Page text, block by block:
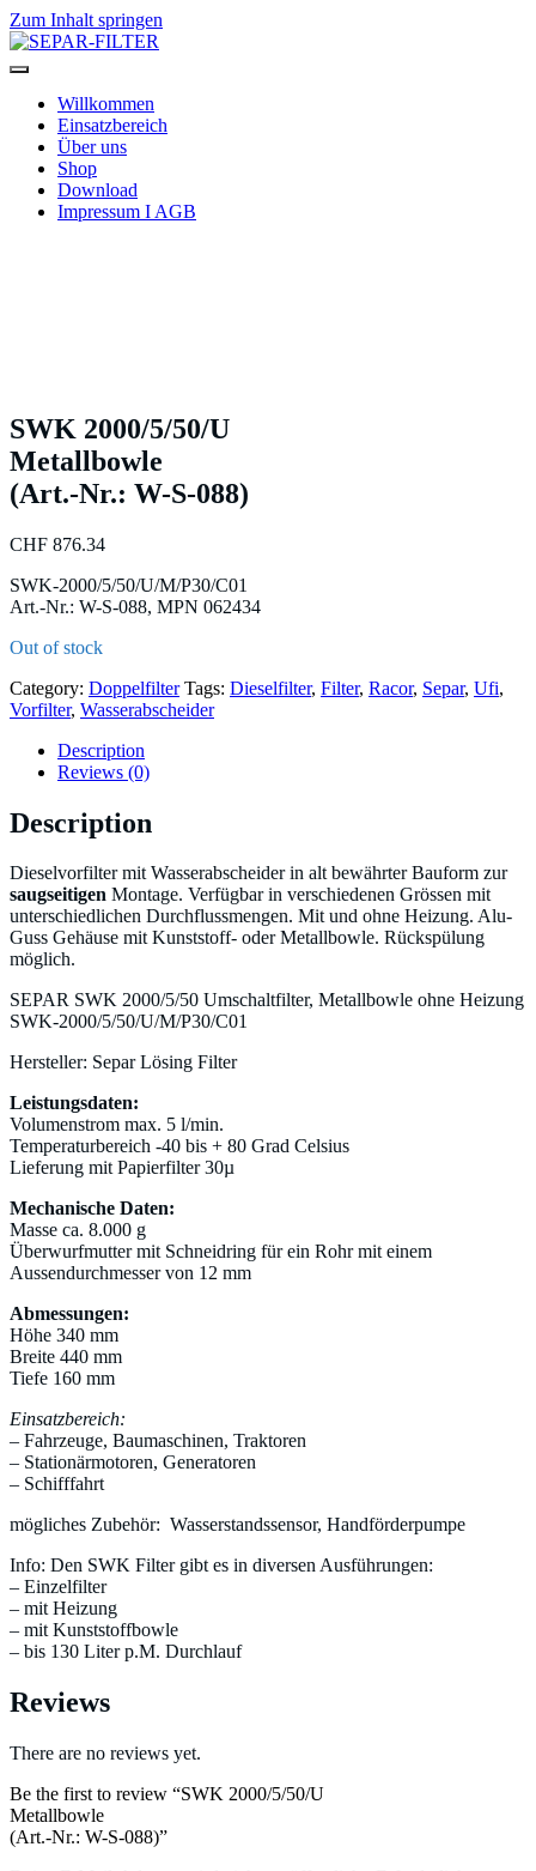
Zum Inhalt springen
SEPAR-FILTER
Willkommen
Einsatzbereich
Über uns
Shop
Download
Impressum I AGB
SWK 2000/5/50/U
Metallbowle
(Art.-Nr.: W-S-088)
CHF 876.34
SWK-2000/5/50/U/M/P30/C01
Art.-Nr.: W-S-088, MPN 062434
Out of stock
Category: Doppelfilter Tags: Dieselfilter, Filter, Racor, Separ, Ufi,
Vorfilter, Wasserabscheider
Description
Reviews (0)
Description
Dieselvorfilter mit Wasserabscheider in alt bewährter Bauform zur
saugseitigen Montage. Verfügbar in verschiedenen Grössen mit
unterschiedlichen Durchflussmengen. Mit und ohne Heizung. Alu-
Guss Gehäuse mit Kunststoff- oder Metallbowle. Rückspülung
möglich.
SEPAR SWK 2000/5/50 Umschaltfilter, Metallbowle ohne Heizung
SWK-2000/5/50/U/M/P30/C01
Hersteller: Separ Lösing Filter
Leistungsdaten:
Volumenstrom max. 5 l/min.
Temperaturbereich -40 bis + 80 Grad Celsius
Lieferung mit Papierfilter 30µ
Mechanische Daten:
Masse ca. 8.000 g
Überwurfmutter mit Schneidring für ein Rohr mit einem
Aussendurchmesser von 12 mm
Abmessungen:
Höhe 340 mm
Breite 440 mm
Tiefe 160 mm
Einsatzbereich:
– Fahrzeuge, Baumaschinen, Traktoren
– Stationärmotoren, Generatoren
– Schifffahrt
mögliches Zubehör: Wasserstandssensor, Handförderpumpe
Info: Den SWK Filter gibt es in diversen Ausführungen:
– Einzelfilter
– mit Heizung
– mit Kunststoffbowle
– bis 130 Liter p.M. Durchlauf
Reviews
There are no reviews yet.
Be the first to review “SWK 2000/5/50/U
Metallbowle
(Art.-Nr.: W-S-088)”